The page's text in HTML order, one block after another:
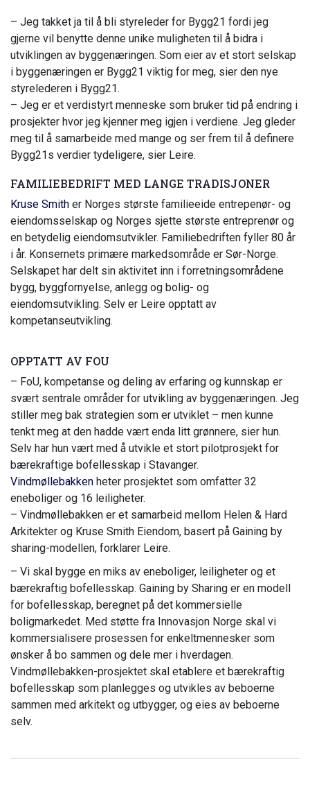
– Jeg takket ja til å bli styreleder for Bygg21 fordi jeg
gjerne vil benytte denne unike muligheten til å bidra i
utviklingen av byggenæringen. Som eier av et stort selskap
i byggenæringen er Bygg21 viktig for meg, sier den nye
styrelederen i Bygg21.
– Jeg er et verdistyrt menneske som bruker tid på endring i
prosjekter hvor jeg kjenner meg igjen i verdiene. Jeg gleder
meg til å samarbeide med mange og ser frem til å definere
Bygg21s verdier tydeligere, sier Leire.
FAMILIEBEDRIFT MED LANGE TRADISJONER
Kruse Smith er Norges største familieeide entrepenør- og
eiendomsselskap og Norges sjette største entreprenør og
en betydelig eiendomsutvikler. Familiebedriften fyller 80 år
i år. Konsernets primære markedsområde er Sør-Norge.
Selskapet har delt sin aktivitet inn i forretningsområdene
bygg, byggfornyelse, anlegg og bolig- og
eiendomsutvikling. Selv er Leire opptatt av
kompetanseutvikling.
OPPTATT AV FOU
– FoU, kompetanse og deling av erfaring og kunnskap er
svært sentrale områder for utvikling av byggenæringen. Jeg
stiller meg bak strategien som er utviklet – men kunne
tenkt meg at den hadde vært enda litt grønnere, sier hun.
Selv har hun vært med å utvikle et stort pilotprosjekt for
bærekraftige bofellesskap i Stavanger.
Vindmøllebakken heter prosjektet som omfatter 32
eneboliger og 16 leiligheter.
– Vindmøllebakken er et samarbeid mellom Helen & Hard
Arkitekter og Kruse Smith Eiendom, basert på Gaining by
sharing-modellen, forklarer Leire.
– Vi skal bygge en miks av eneboliger, leiligheter og et
bærekraftig bofellesskap. Gaining by Sharing er en modell
for bofellesskap, beregnet på det kommersielle
boligmarkedet. Med støtte fra Innovasjon Norge skal vi
kommersialisere prosessen for enkeltmennesker som
ønsker å bo sammen og dele mer i hverdagen.
Vindmøllebakken-prosjektet skal etablere et bærekraftig
bofellesskap som planlegges og utvikles av beboerne
sammen med arkitekt og utbygger, og eies av beboerne
selv.